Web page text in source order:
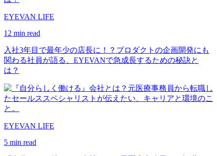
EYEVAN LIFE
12 min read
入社3年目で最年少の店長に！？プロダクトの企画開発にも
関わる社員が語る、EYEVANで急成長するための秘訣と
は？
EYEVAN LIFE
5 min read